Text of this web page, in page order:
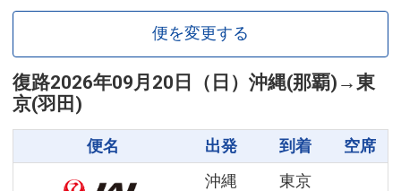
便を変更する
復路2026年09月20日（日） 沖縄(那覇) →東
京(羽田)
便名 出発 到着 空席
沖縄
東京